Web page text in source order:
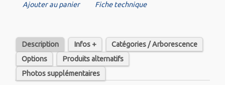
Ajouter au panier Fiche technique
Description Infos +
Catégories / Arborescence
Options
Produits alternatifs
Photos supplémentaires